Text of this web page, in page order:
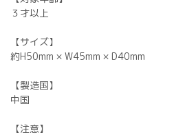
３才以上
【サイズ】
約H50mm × W45mm × D40mm
【製造国】
中国
【注意】